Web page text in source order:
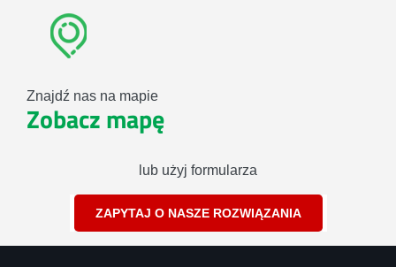
Znajdź nas na mapie
Zobacz mapę
lub użyj formularza
ZAPYTAJ O NASZE ROZWIĄZANIA